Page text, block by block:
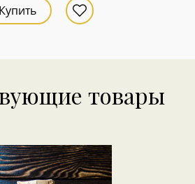
Купить
товары